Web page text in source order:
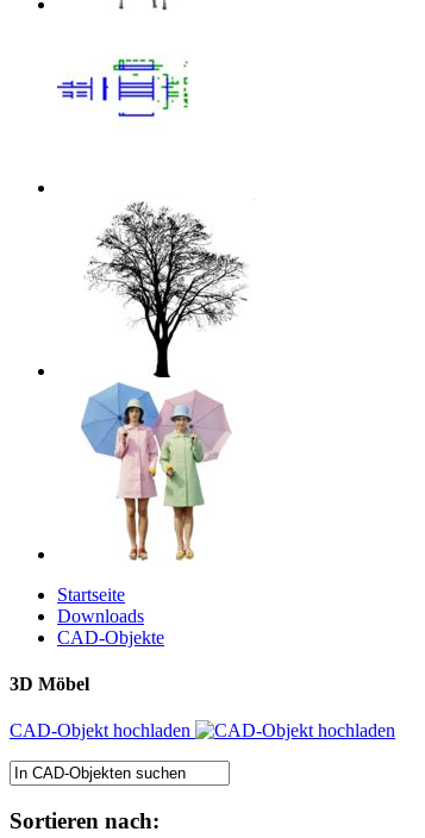
Startseite
Downloads
CAD-Objekte
3D Möbel
CAD-Objekt hochladen
Sortieren nach: